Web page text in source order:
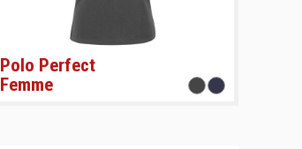
Polo Perfect
Femme